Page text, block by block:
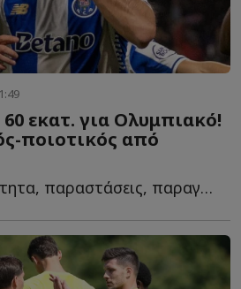
εκατ. για Ολυμπιακό!
ποιοτικός από
Έχει τεχνική ποιότητα, παραστάσεις, παραγωγή σε γκολ κ...